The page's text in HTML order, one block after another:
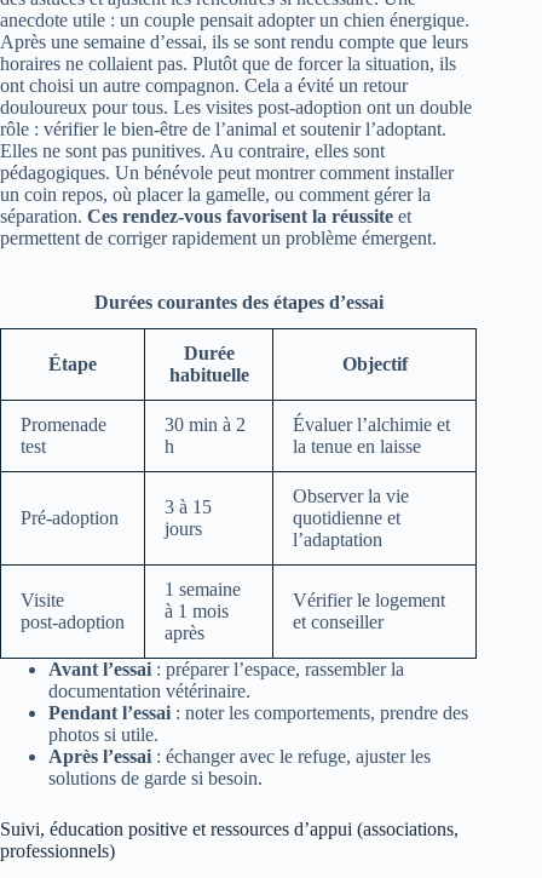
anecdote utile : un couple pensait adopter un chien énergique.
Après une semaine d’essai, ils se sont rendu compte que leurs
horaires ne collaient pas. Plutôt que de forcer la situation, ils
ont choisi un autre compagnon. Cela a évité un retour
douloureux pour tous. Les visites post‑adoption ont un double
rôle : vérifier le bien‑être de l’animal et soutenir l’adoptant.
Elles ne sont pas punitives. Au contraire, elles sont
pédagogiques. Un bénévole peut montrer comment installer
un coin repos, où placer la gamelle, ou comment gérer la
séparation. Ces rendez‑vous favorisent la réussite et
permettent de corriger rapidement un problème émergent.
Durées courantes des étapes d’essai
Étape
Durée
habituelle
Objectif
Promenade
test
30 min à 2
h
Évaluer l’alchimie et
la tenue en laisse
Pré‑adoption
3 à 15
jours
Observer la vie
quotidienne et
l’adaptation
Visite
post‑adoption
1 semaine
à 1 mois
après
Vérifier le logement
et conseiller
Avant l’essai : préparer l’espace, rassembler la
documentation vétérinaire.
Pendant l’essai : noter les comportements, prendre des
photos si utile.
Après l’essai : échanger avec le refuge, ajuster les
solutions de garde si besoin.
Suivi, éducation positive et ressources d’appui (associations,
professionnels)